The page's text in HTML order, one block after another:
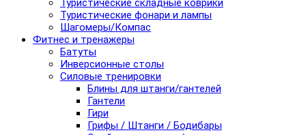
Туристические складные коврики
Туристические фонари и лампы
Шагомеры/Компас
Фитнес и тренажеры
Батуты
Инверсионные столы
Силовые тренировки
Блины для штанги/гантелей
Гантели
Гири
Грифы / Штанги / Бодибары